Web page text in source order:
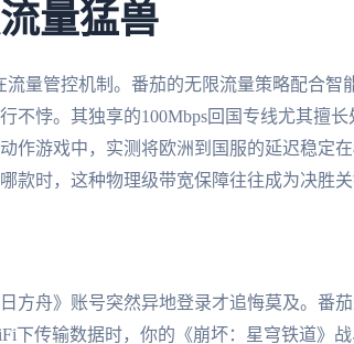
量猛兽
量管控机制。番茄的无限流量策略配合智
不悖。其独享的100Mbps回国专线尤其擅
作游戏中，实测将欧洲到国服的延迟稳定在
哪款时，这种物理级带宽保障往往成为决胜关
方舟》账号突然异地登录才追悔莫及。番
下传输数据时，你的《崩坏：星穹铁道》